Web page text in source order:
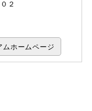
２
ムホームページ